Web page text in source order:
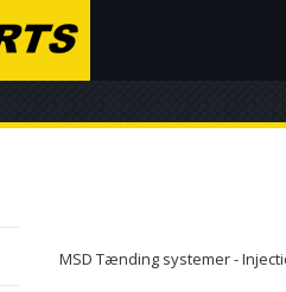
MSD Tænding systemer -